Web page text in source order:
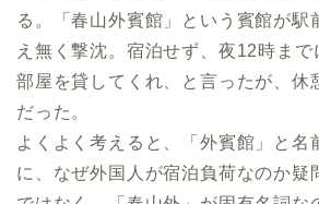
る。「春山外賓館」という賓館が駅
え無く撃沈。宿泊せず、夜12時まで
部屋を貸してくれ、と言ったが、休
だった。
よくよく考えると、「外賓館」と名
に、なぜ外国人が宿泊負荷なのか疑